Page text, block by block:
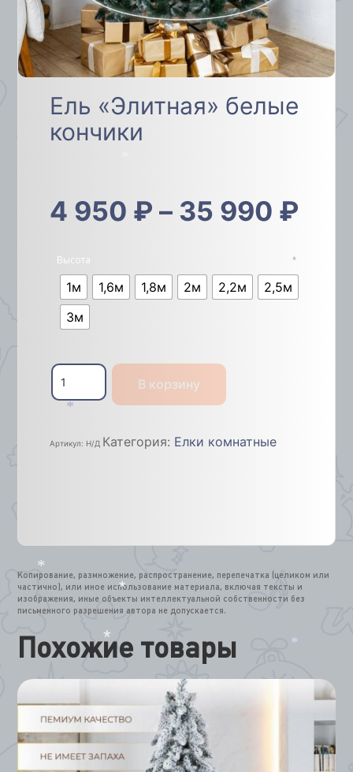
Ель «Элитная» белые
кончики
4 950 ₽ – 35 990 ₽
Высота
1м 1,6м 1,8м 2м 2,2м
2,5м
3м
Количество
товара
Ель
«Элитная»
В корзину
Артикул: Н/Д Категория: Елки комнатные
Копирование, размножение, распространение, перепечатка (целиком или
частично), или иное использование материала, включая тексты и
изображения, иные объекты интеллектуальной собственности без
письменного разрешения автора не допускается.
Похожие товары
*
*
*
*